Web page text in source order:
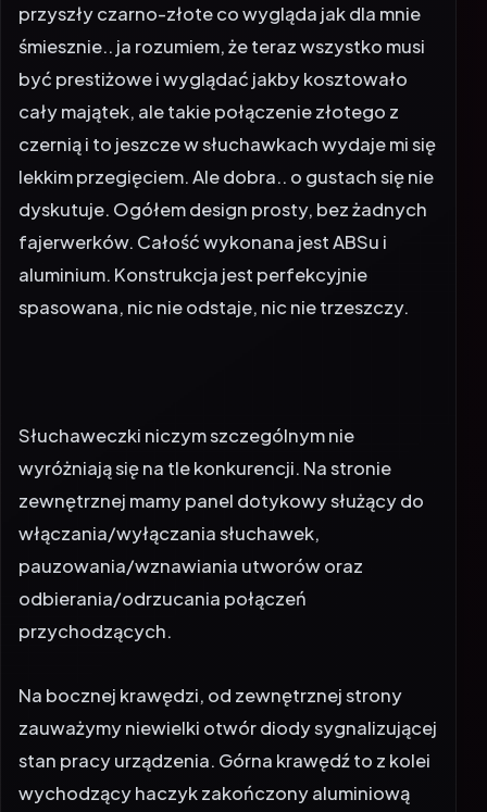
przyszły czarno-złote co wygląda jak dla mnie
śmiesznie.. ja rozumiem, że teraz wszystko musi
być prestiżowe i wyglądać jakby kosztowało
cały majątek, ale takie połączenie złotego z
czernią i to jeszcze w słuchawkach wydaje mi się
lekkim przegięciem. Ale dobra.. o gustach się nie
dyskutuje. Ogółem design prosty, bez żadnych
fajerwerków. Całość wykonana jest ABSu i
aluminium. Konstrukcja jest perfekcyjnie
spasowana, nic nie odstaje, nic nie trzeszczy.
Słuchaweczki niczym szczególnym nie
wyróżniają się na tle konkurencji. Na stronie
zewnętrznej mamy panel dotykowy służący do
włączania/wyłączania słuchawek,
pauzowania/wznawiania utworów oraz
odbierania/odrzucania połączeń
przychodzących.
Na bocznej krawędzi, od zewnętrznej strony
zauważymy niewielki otwór diody sygnalizującej
stan pracy urządzenia. Górna krawędź to z kolei
wychodzący haczyk zakończony aluminiową